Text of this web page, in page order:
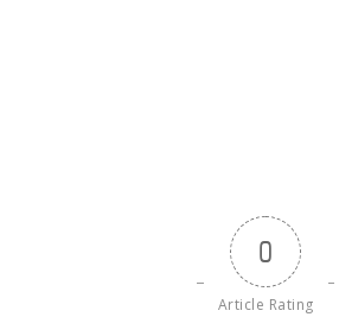
0
Article Rating